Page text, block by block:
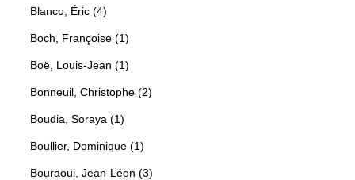
Blanco, Éric (4)
Boch, Françoise (1)
Boë, Louis-Jean (1)
Bonneuil, Christophe (2)
Boudia, Soraya (1)
Boullier, Dominique (1)
Bouraoui, Jean-Léon (3)